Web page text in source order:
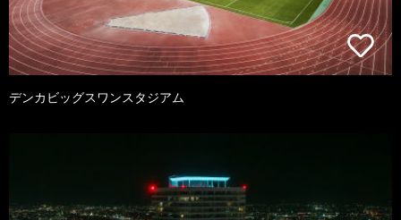
デンカビッグスワンスタジアム